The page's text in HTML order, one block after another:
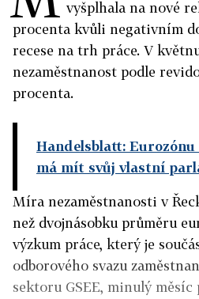
vyšplhala na nové
procenta kvůli negativním
recese na trh práce. V
nezaměstnanost podle
procenta.
Handelsblatt: Eurozónu
má mít svůj vlastní
Míra nezaměstnanosti v
než dvojnásobku průměru
výzkum práce, který je
odborového svazu
sektoru GSEE, minulý měsíc